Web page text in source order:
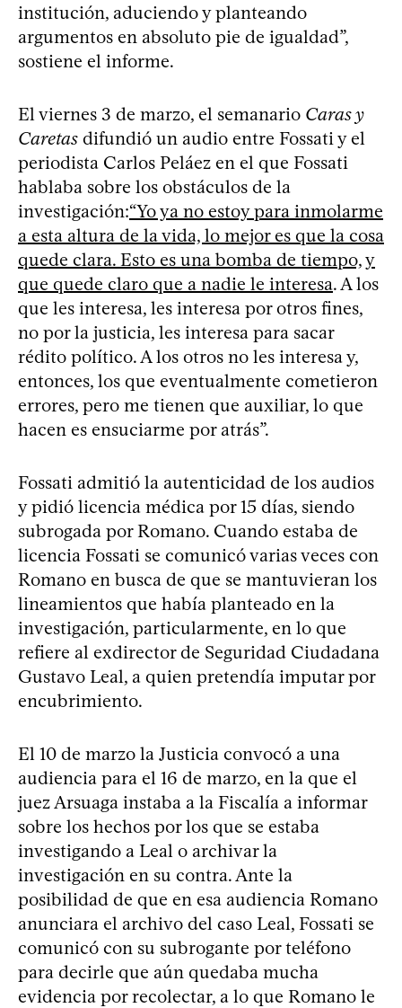
institución, aduciendo y planteando
argumentos en absoluto pie de igualdad”,
sostiene el informe.
El viernes 3 de marzo, el semanario Caras y
Caretas difundió un audio entre Fossati y el
periodista Carlos Peláez en el que Fossati
hablaba sobre los obstáculos de la
investigación:“Yo ya no estoy para inmolarme
a esta altura de la vida, lo mejor es que la cosa
quede clara. Esto es una bomba de tiempo, y
que quede claro que a nadie le interesa. A los
que les interesa, les interesa por otros fines,
no por la justicia, les interesa para sacar
rédito político. A los otros no les interesa y,
entonces, los que eventualmente cometieron
errores, pero me tienen que auxiliar, lo que
hacen es ensuciarme por atrás”.
Fossati admitió la autenticidad de los audios
y pidió licencia médica por 15 días, siendo
subrogada por Romano. Cuando estaba de
licencia Fossati se comunicó varias veces con
Romano en busca de que se mantuvieran los
lineamientos que había planteado en la
investigación, particularmente, en lo que
refiere al exdirector de Seguridad Ciudadana
Gustavo Leal, a quien pretendía imputar por
encubrimiento.
El 10 de marzo la Justicia convocó a una
audiencia para el 16 de marzo, en la que el
juez Arsuaga instaba a la Fiscalía a informar
sobre los hechos por los que se estaba
investigando a Leal o archivar la
investigación en su contra. Ante la
posibilidad de que en esa audiencia Romano
anunciara el archivo del caso Leal, Fossati se
comunicó con su subrogante por teléfono
para decirle que aún quedaba mucha
evidencia por recolectar, a lo que Romano le